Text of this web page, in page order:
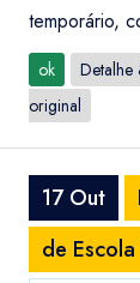
temporário,
ok
Detalhe
original
17 Out
de